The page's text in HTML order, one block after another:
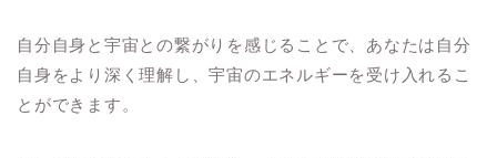
自分自身と宇宙との繋がりを感じることで、あなたは自分
自身をより深く理解し、宇宙のエネルギーを受け入れるこ
とができます。